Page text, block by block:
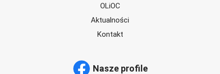
OLiOC
Aktualności
Kontakt
Nasze profile